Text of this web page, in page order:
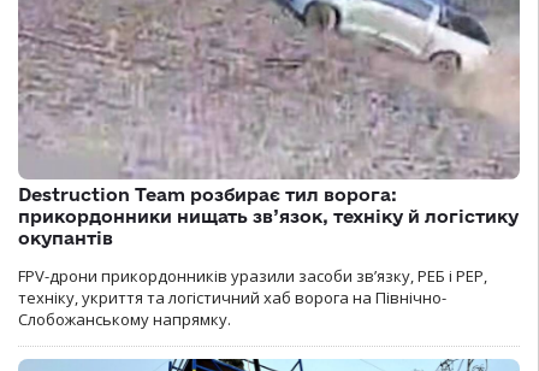
Destruction Team розбирає тил ворога:
прикордонники нищать зв’язок, техніку й логістику
окупантів
FPV-дрони прикордонників уразили засоби зв’язку, РЕБ і РЕР,
техніку, укриття та логістичний хаб ворога на Північно-
Слобожанському напрямку.